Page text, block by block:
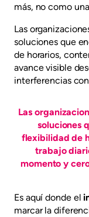
más, no como
Las
soluciones que
de horarios,
avance visible
interferencias
Las
soluciones
flexibilidad de
trabajo
momento y
Es aquí donde el
marcar la